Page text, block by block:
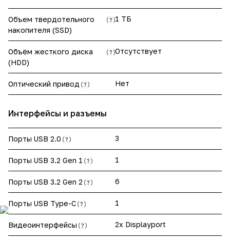
Объем твердотельного
накопителя (SSD)
? 1 ТБ
Объём жесткого диска
(HDD)
? Отсутствует
Оптический привод ? Нет
Интерфейсы и разъемы
Порты USB 2.0 ? 3
Порты USB 3.2 Gen 1 ? 1
Порты USB 3.2 Gen 2 ? 6
Порты USB Type-C ? 1
Видеоинтерфейсы ? 2x Displayport